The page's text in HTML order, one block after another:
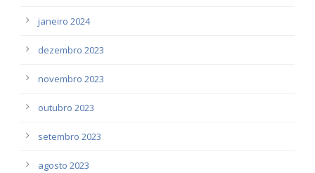
janeiro 2024
dezembro 2023
novembro 2023
outubro 2023
setembro 2023
agosto 2023